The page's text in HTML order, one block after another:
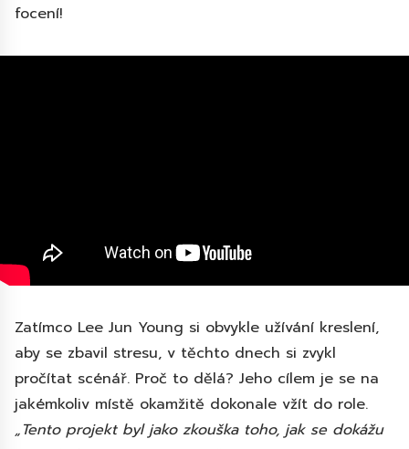
focení!
Zatímco Lee Jun Young si obvykle užívání kreslení,
aby se zbavil stresu, v těchto dnech si zvykl
pročítat scénář. Proč to dělá? Jeho cílem je se na
jakémkoliv místě okamžitě dokonale vžít do role.
„Tento projekt byl jako zkouška toho, jak se dokážu